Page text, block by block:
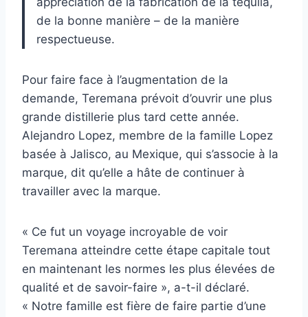
de la bonne manière – de la manière
respectueuse.
Pour faire face à l’augmentation de la
demande, Teremana prévoit d’ouvrir une plus
grande distillerie plus tard cette année.
Alejandro Lopez, membre de la famille Lopez
basée à Jalisco, au Mexique, qui s’associe à la
marque, dit qu’elle a hâte de continuer à
travailler avec la marque.
« Ce fut un voyage incroyable de voir
Teremana atteindre cette étape capitale tout
en maintenant les normes les plus élevées de
qualité et de savoir-faire », a-t-il déclaré.
« Notre famille est fière de faire partie d’une